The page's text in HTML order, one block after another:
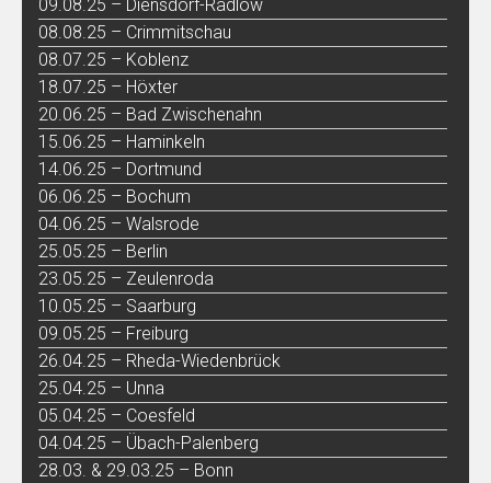
09.08.25 – Diensdorf-Radlow
08.08.25 – Crimmitschau
08.07.25 – Koblenz
18.07.25 – Höxter
20.06.25 – Bad Zwischenahn
15.06.25 – Haminkeln
14.06.25 – Dortmund
06.06.25 – Bochum
04.06.25 – Walsrode
25.05.25 – Berlin
23.05.25 – Zeulenroda
10.05.25 – Saarburg
09.05.25 – Freiburg
26.04.25 – Rheda-Wiedenbrück
25.04.25 – Unna
05.04.25 – Coesfeld
04.04.25 – Übach-Palenberg
28.03. & 29.03.25 – Bonn